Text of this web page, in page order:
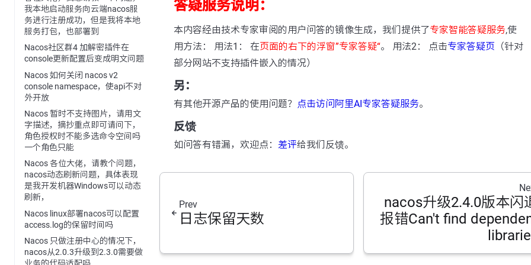
我本地启动服务向云端nacos服
务进行注册成功，但是我将本地
服务打包，也部署到
Nacos社区群4 加解密插件在
console更新配置后变成明文问题
Nacos 如何关闭 nacos v2
console namespace，使api不对
外开放
Nacos 暂时不支持图片，请用文
字描述，摘抄重点即可请问下，
角色授权时不能多选命令空间吗
一个角色只能
Nacos 各位大佬，请教个问题，
nacos动态刷新问题，具体表现
是我开发机器Windows可以动态
刷新，
Nacos linux部署nacos可以配置
access.log的保留时间吗
Nacos 只做注册中心的情况下，
nacos从2.0.3升级到2.3.0需要做
答疑服务说明：
本内容经由技术专家审阅的用户问答的镜像生成，我们提供了专家智能答疑服务,使
用方法： 用法1： 在页面的右下的浮窗”专家答疑“。 用法2： 点击专家答疑页 （针对
部分网站不支持插件嵌入的情况）
另：
有其他开源产品的使用问题？ 点击访问阿里AI专家答疑服务。
反馈
如问答有错漏，欢迎点： 差评给我们反馈。
Prev
日志保留天数
nacos升级2.4.0版本闪
报错Can't find